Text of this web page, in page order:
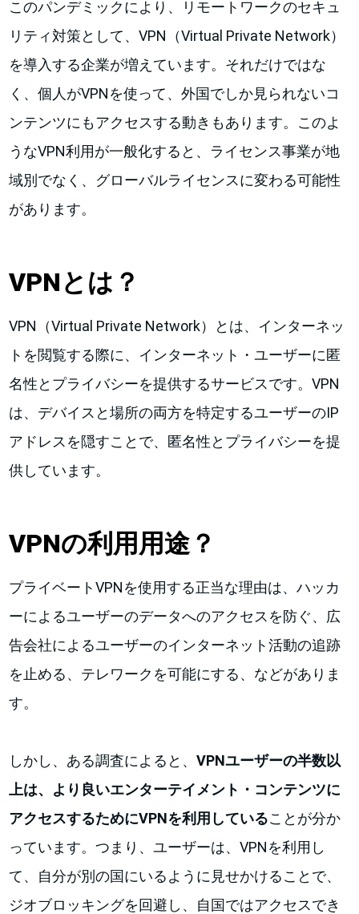
このパンデミックにより、リモートワークのセキュ
リティ対策として、VPN（Virtual Private Network）
を導入する企業が増えています。それだけではな
く、個人がVPNを使って、外国でしか見られないコ
ンテンツにもアクセスする動きもあります。このよ
うなVPN利用が一般化すると、ライセンス事業が地
域別でなく、グローバルライセンスに変わる可能性
があります。
VPNとは？
VPN（Virtual Private Network）とは、インターネッ
トを閲覧する際に、インターネット・ユーザーに匿
名性とプライバシーを提供するサービスです。VPN
は、デバイスと場所の両方を特定するユーザーのIP
アドレスを隠すことで、匿名性とプライバシーを提
供しています。
VPNの利用用途？
プライベートVPNを使用する正当な理由は、ハッカ
ーによるユーザーのデータへのアクセスを防ぐ、広
告会社によるユーザーのインターネット活動の追跡
を止める、テレワークを可能にする、などがありま
す。
しかし、ある調査によると、VPNユーザーの半数以
上は、より良いエンターテイメント・コンテンツに
アクセスするためにVPNを利用していることが分か
っています。つまり、ユーザーは、VPNを利用し
て、自分が別の国にいるように見せかけることで、
ジオブロッキングを回避し、自国ではアクセスでき